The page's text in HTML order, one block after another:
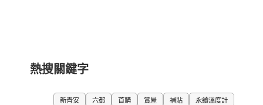
熱搜關鍵字
新青安 六都 首購 賞屋 補貼 永續溫度計